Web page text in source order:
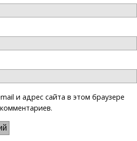
и адрес сайта в этом браузере